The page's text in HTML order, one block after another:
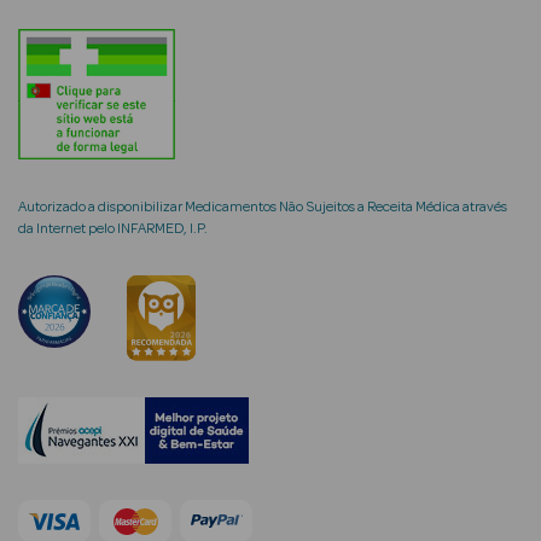
Rosto e
Ver Tudo
Rosto
Hidratantes
Creme de Olhos
envelhecimento
Autorizado a disponibilizar Medicamentos Não Sujeitos a Receita Médica através
da Internet pelo INFARMED, I.P.